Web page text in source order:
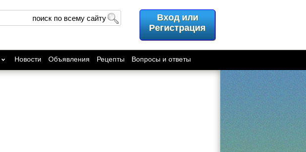
поиск по всему сайту
Вход или
Регистрация
Новости Объявления Рецепты Вопросы и ответы